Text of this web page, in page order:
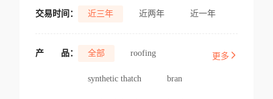
交易时间： 近三年 近两年 近一年
产 品： 全部 roofing
synthetic thatch bran
更多